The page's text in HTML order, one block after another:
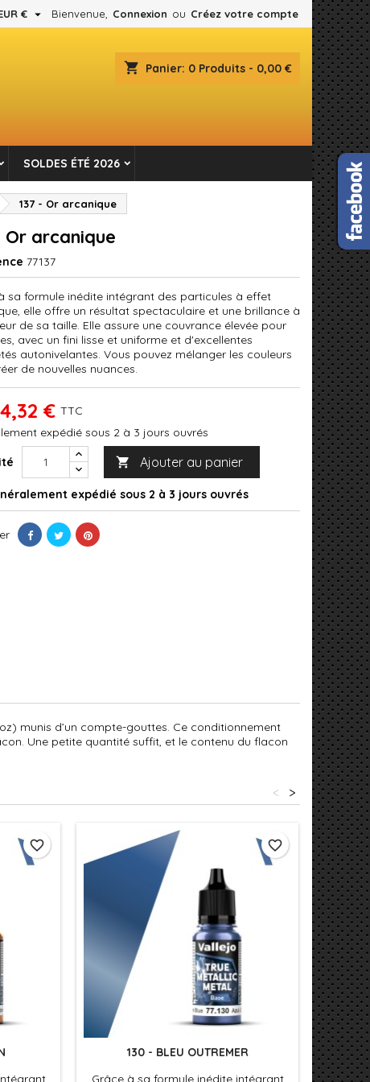
Bienvenue, Connexion ou Créez votre compte
€ 
shopping_cart Panier: 0 Produits - 0,00 €
SOLDES ÉTÉ 2026
137 - Or arcanique
Or arcanique
77137
sa formule inédite intégrant des particules à effet
elle offre un résultat spectaculaire et une brillance à
de sa taille. Elle assure une couvrance élevée pour
avec un fini lisse et uniforme et d'excellentes
autonivelantes. Vous pouvez mélanger les couleurs
de nouvelles nuances.
4,32 € TTC
expédié sous 2 à 3 jours ouvrés
 Ajouter au panier
expédié sous 2 à 3 jours ouvrés
munis d’un compte-gouttes. Ce conditionnement
Une petite quantité suffit, et le contenu du flacon
>
<
favorite_border
130 - BLEU OUTREMER
Grâce à sa formule inédite intégrant
favorite_border
Grâce